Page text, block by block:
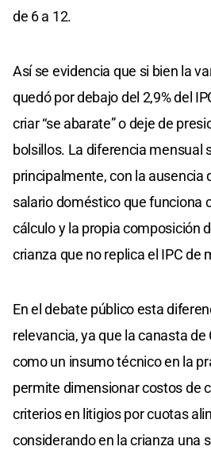
de 6 a 12.
Así se evidencia que si bien la
quedó por debajo del 2,9% del
criar “se abarate” o deje de
bolsillos. La diferencia mensual
principalmente, con la ausencia
salario doméstico que funciona
cálculo y la propia composición
crianza que no replica el IPC de
En el debate público esta
relevancia, ya que la canasta
como un insumo técnico en la
permite dimensionar costos de
criterios en litigios por cuotas
considerando en la crianza una